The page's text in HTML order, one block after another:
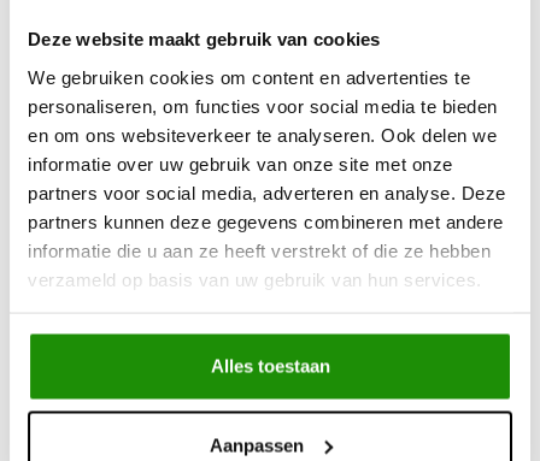
Deze website maakt gebruik van cookies
We gebruiken cookies om content en advertenties te
personaliseren, om functies voor social media te bieden
en om ons websiteverkeer te analyseren. Ook delen we
informatie over uw gebruik van onze site met onze
partners voor social media, adverteren en analyse. Deze
partners kunnen deze gegevens combineren met andere
informatie die u aan ze heeft verstrekt of die ze hebben
verzameld op basis van uw gebruik van hun services.
Alles toestaan
Aanpassen
Performance Radiator
€557,85
EXTRA OPTIMA
BATTERIJ
MONTAGEPLAAT
€77,69
€94,00